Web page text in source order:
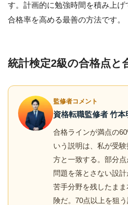
す。計画的に勉強時間を積み上げ
合格率を高める最善の方法です。
統計検定2級の合格点と
監修者コメント
資格転職監修者 竹本
合格ラインが満点の
いう説明は、私が受
方と一致する。部分
問題を落とさない設計
苦手分野を残したま
険だ。70点以上を狙